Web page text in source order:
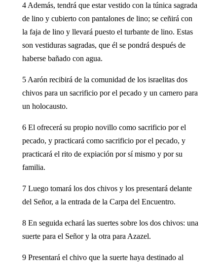
4 Además, tendrá que estar vestido con la túnica sagrada
de lino y cubierto con pantalones de lino; se ceñirá con
la faja de lino y llevará puesto el turbante de lino. Estas
son vestiduras sagradas, que él se pondrá después de
haberse bañado con agua.
5 Aarón recibirá de la comunidad de los israelitas dos
chivos para un sacrificio por el pecado y un carnero para
un holocausto.
6 El ofrecerá su propio novillo como sacrificio por el
pecado, y practicará como sacrificio por el pecado, y
practicará el rito de expiación por sí mismo y por su
familia.
7 Luego tomará los dos chivos y los presentará delante
del Señor, a la entrada de la Carpa del Encuentro.
8 En seguida echará las suertes sobre los dos chivos: una
suerte para el Señor y la otra para Azazel.
9 Presentará el chivo que la suerte haya destinado al